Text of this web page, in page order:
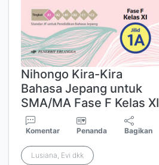
Nihongo Kira-Kira
Bahasa Jepang untuk
SMA/MA Fase F Kelas XI
Komentar Penanda Bagikan
Lusiana, Evi dkk